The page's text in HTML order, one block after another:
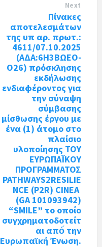
Next
Πίνακες
αποτελεσμάτων
της υπ αρ. πρωτ.:
4611/07.10.2025
(ΑΔΑ:6Η3ΒΩΕΟ-
Ο26) πρόσκλησης
εκδήλωσης
ενδιαφέροντος για
την σύναψη
σύμβασης
μίσθωσης έργου με
ένα (1) άτομο στο
πλαίσιο
υλοποίησης ΤΟΥ
ΕΥΡΩΠΑΪΚΟΥ
ΠΡΟΓΡΑΜΜΑΤΟΣ
PATHWAYS2RESILIE
NCE (P2R) CINEA
(GA 101093942)
“SMILE” το οποίο
συγχρηματοδοτείτ
αι από́ την
Ευρωπαϊκή Ένωση.